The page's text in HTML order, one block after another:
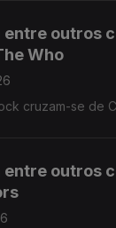
outros
Who
cruzam-se de
outros